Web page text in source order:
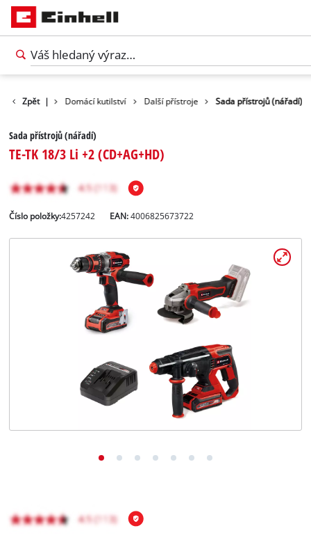
Zpět |
Produkty Domácí kutilství Další přístroje Sada přístrojů (nářadí)
Sada přístrojů (nářadí)
TE-TK 18/3 Li +2 (CD+AG+HD)
Číslo položky:4257242 EAN:4006825673722